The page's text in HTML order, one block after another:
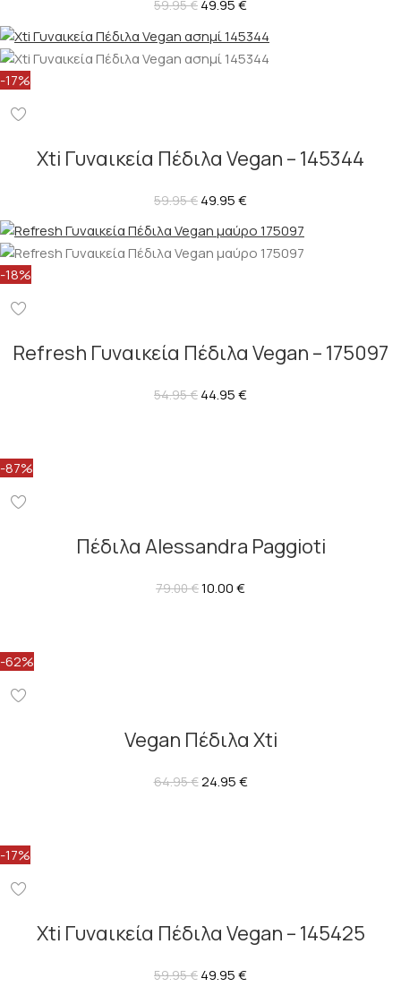
59.95€ 49.95€
-17%
Xti Γυναικεία Πέδιλα Vegan – 145344
59.95€ 49.95€
-18%
Refresh Γυναικεία Πέδιλα Vegan – 175097
54.95€ 44.95€
-87%
Πέδιλα Alessandra Paggioti
79.00€10.00€
-62%
Vegan Πέδιλα Xti
64.95€24.95€
-17%
Xti Γυναικεία Πέδιλα Vegan – 145425
59.95€ 49.95€